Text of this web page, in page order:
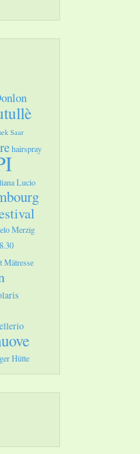
Saar
hairspray
Lucio
Merzig
Mätresse
Hütte